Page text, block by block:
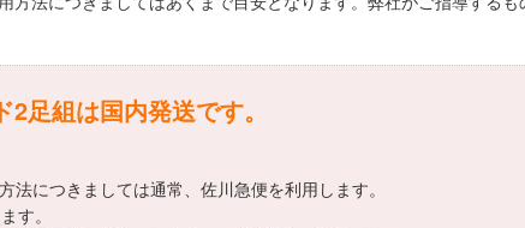
足組は国内発送です。
法につきましては通常、佐川急便を利用します。
す。